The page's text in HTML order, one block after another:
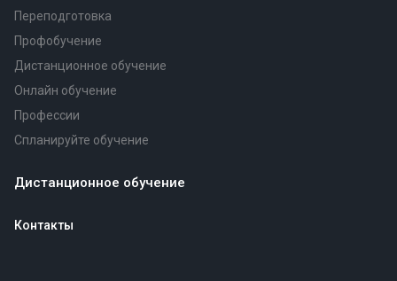
Переподготовка
Профобучение
Дистанционное обучение
Онлайн обучение
Профессии
Спланируйте обучение
Дистанционное обучение
Контакты